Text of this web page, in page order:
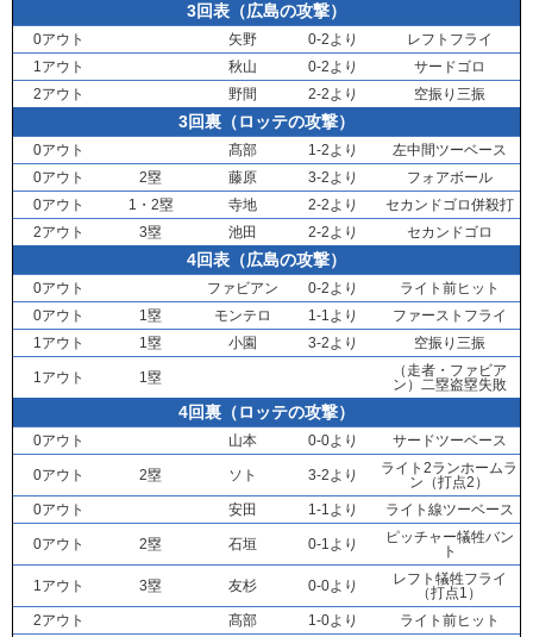
3回表（広島の攻撃）
0アウト 矢野 0-2より
レフトフライ
1アウト
秋山 0-2より
サードゴロ
2アウト
野間 2-2より 空振り三振
3回裏（ロッテの攻撃）
0アウト 髙部 1-2より
左中間ツーベース
0アウト
2塁 藤原 3-2より
フォアボール
0アウト
1・2塁 寺地 2-2より
セカンドゴロ併殺打
2アウト
3塁 池田 2-2より セカンドゴロ
4回表（広島の攻撃）
0アウト ファビアン 0-2より
ライト前ヒット
0アウト
1塁 モンテロ 1-1より
ファーストフライ
1アウト
1塁 小園 3-2より 空振り三振
1アウト 1塁 （走者・ ファビア
ン ）二塁盗塁失敗
4回裏（ロッテの攻撃）
0アウト 山本 0-0より サードツーベース
0アウト 2塁 ソト 3-2より
ライト2ランホームラ
ン（打点2）
0アウト
安田 1-1より ライト線ツーベース
0アウト 2塁 石垣 0-1より
ピッチャー犠牲バン
ト
1アウト 3塁 友杉 0-0より
レフト犠牲フライ
（打点1）
2アウト
髙部 1-0より
ライト前ヒット